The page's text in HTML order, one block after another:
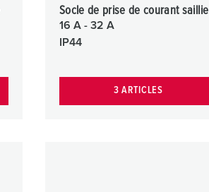
Socle de prise de courant saillie
16 A - 32 A
IP44
3 ARTICLES